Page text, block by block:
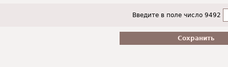
Введите в поле число 9492